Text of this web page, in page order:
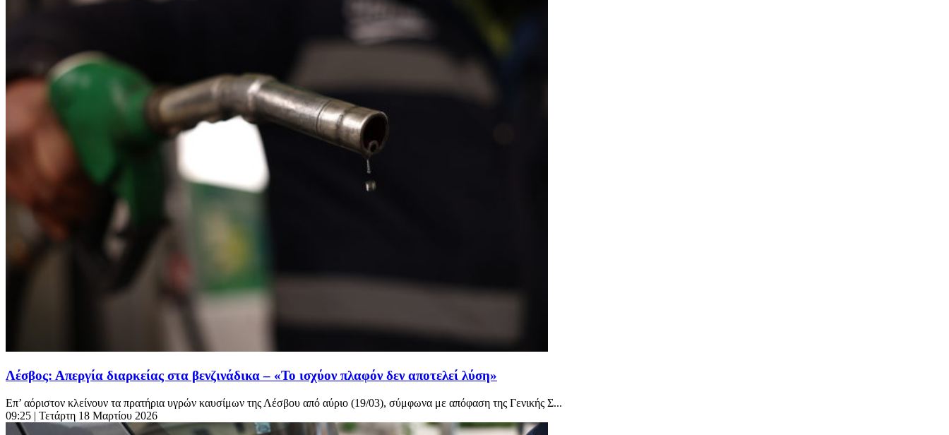
Λέσβος: Απεργία διαρκείας στα βενζινάδικα – «Το ισχύον πλαφόν δεν αποτελεί λύση»
Επ’ αόριστον κλείνουν τα πρατήρια υγρών καυσίμων της Λέσβου από αύριο (19/03), σύμφωνα με απόφαση της Γενικής Σ...
09:25 | Τετάρτη 18 Μαρτίου 2026